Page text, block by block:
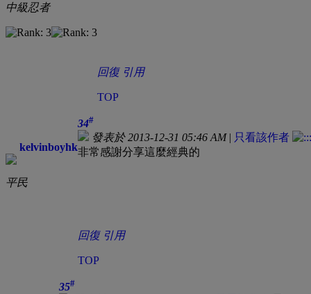
中級忍者
回復 引用
TOP
kelvinboyhk
平民
34#
發表於 2013-12-31 05:46 AM| 只看該作者
非常感謝分享這麼經典的
回復 引用
TOP
35#